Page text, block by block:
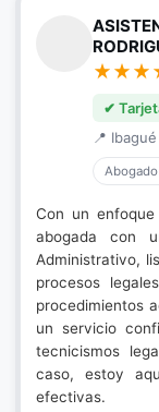
✔
📍
Con un
abogada con
Administrativo,
procesos
procedimientos
un servicio
tecnicismos
caso, estoy
efectivas.